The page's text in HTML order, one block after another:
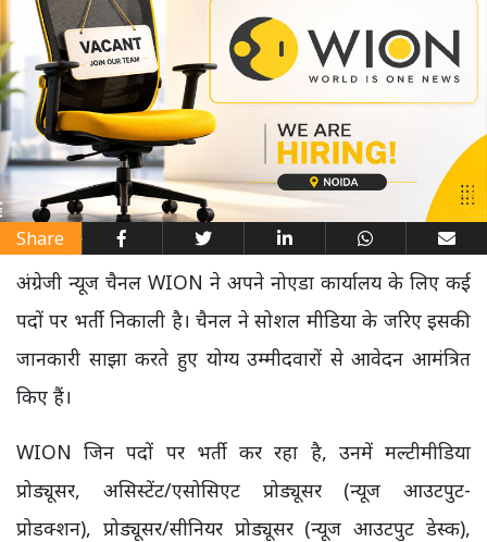
Share
अंग्रेजी न्यूज चैनल WION ने अपने नोएडा कार्यालय के लिए कई
पदों पर भर्ती निकाली है। चैनल ने सोशल मीडिया के जरिए इसकी
जानकारी साझा करते हुए योग्य उम्मीदवारों से आवेदन आमंत्रित
किए हैं।
WION जिन पदों पर भर्ती कर रहा है, उनमें मल्टीमीडिया
प्रोड्यूसर, असिस्टेंट/एसोसिएट प्रोड्यूसर (न्यूज आउटपुट-
प्रोडक्शन), प्रोड्यूसर/सीनियर प्रोड्यूसर (न्यूज आउटपुट डेस्क),